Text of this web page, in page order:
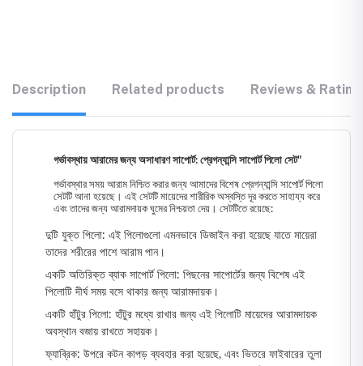
Description Related products Reviews &
গর্ভাবস্থায় আরামের জন্য অসাধারণ সাপোর্ট: প্রেগন্যান্সি সাপোর্ট পিলো সেট"
গর্ভাবস্থার সময় আরাম নিশ্চিত করার জন্য আমাদের বিশেষ প্রেগন্যান্সি সাপোর্ট পিলো
সেটটি আনা হয়েছে। এই সেটটি মায়েদের শারীরিক অস্বস্তি দূর করতে সাহায্য করে
এবং তাদের জন্য আরামদায়ক ঘুমের নিশ্চয়তা দেয়। সেটটিতে রয়েছে:
দুটি যুক্ত পিলো: এই পিলোগুলো এমনভাবে ডিজাইন করা হয়েছে যাতে মায়েরা
তাদের শরীরের পাশে আরাম পান।
একটি অতিরিক্ত ব্যাক সাপোর্ট পিলো: পিছনের সাপোর্টের জন্য বিশেষ এই
পিলোটি দীর্ঘ সময় বসে থাকার জন্য আরামদায়ক।
একটি হাঁটুর পিলো: হাঁটুর মধ্যে রাখার জন্য এই পিলোটি মায়েদের আরামদায়ক
অবস্থান বজায় রাখতে সহায়ক।
ফ্যাব্রিক: উপরে কটন কাপড় ব্যবহার করা হয়েছে, এবং ভিতরে ফাইবারের তুলা